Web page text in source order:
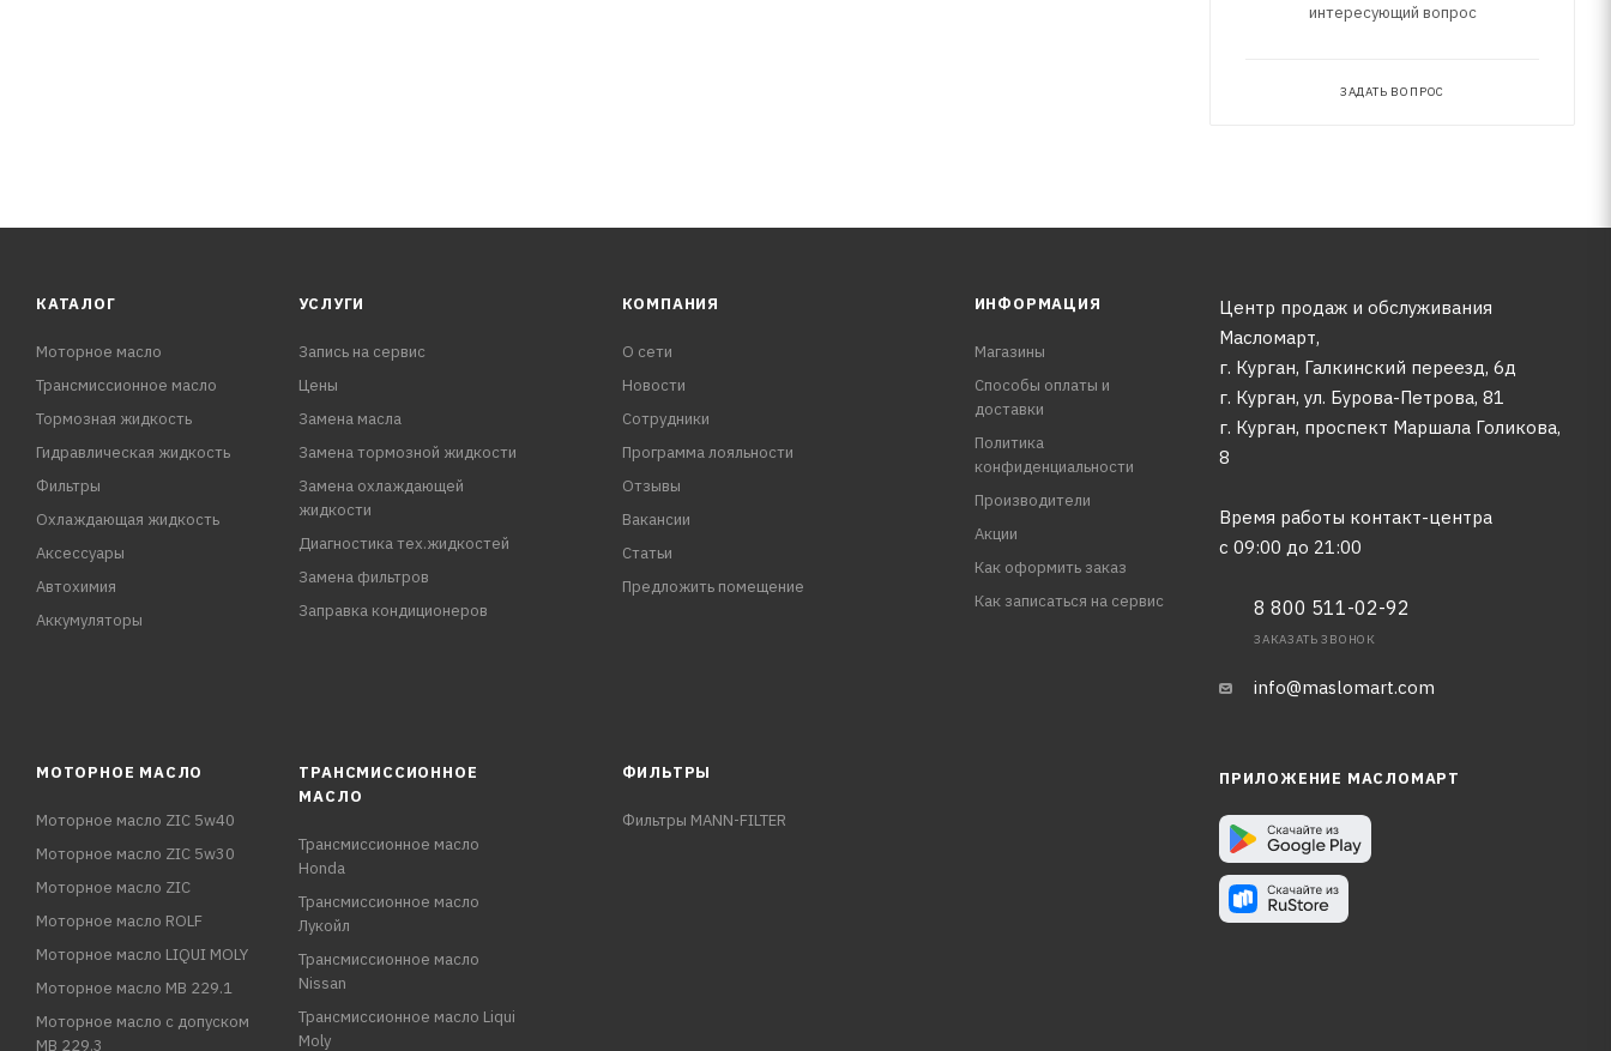
интересующий вопрос
ЗАДАТЬ ВОПРОС
КАТАЛОГ
Моторное масло
Трансмиссионное масло
Тормозная жидкость
Гидравлическая жидкость
Фильтры
Охлаждающая жидкость
Аксессуары
Автохимия
Аккумуляторы
УСЛУГИ
Запись на сервис
Цены
Замена масла
Замена тормозной жидкости
Замена охлаждающей
жидкости
Диагностика тех.жидкостей
Замена фильтров
Заправка кондиционеров
КОМПАНИЯ
О сети
Новости
Сотрудники
Программа лояльности
Отзывы
Вакансии
Статьи
Предложить помещение
ИНФОРМАЦИЯ
Магазины
Способы оплаты и
доставки
Политика
конфиденциальности
Производители
Акции
Как оформить заказ
Как записаться на сервис
Центр продаж и обслуживания
Масломарт,
г. Курган, Галкинский переезд, 6д
г. Курган, ул. Бурова-Петрова, 81
г. Курган, проспект Маршала Голикова,
8
Время работы контакт-центра
с 09:00 до 21:00
8 800 511-02-92
ЗАКАЗАТЬ ЗВОНОК
info@maslomart.com
МОТОРНОЕ МАСЛО
Моторное масло ZIC 5w40
Моторное масло ZIC 5w30
Моторное масло ZIC
Моторное масло ROLF
Моторное масло LIQUI MOLY
Моторное масло MB 229.1
Моторное масло с допуском
MB 229.3
ТРАНСМИССИОННОЕ
МАСЛО
Трансмиссионное масло
Honda
Трансмиссионное масло
Лукойл
Трансмиссионное масло
Nissan
Трансмиссионное масло Liqui
Moly
ФИЛЬТРЫ
Фильтры MANN-FILTER
ПРИЛОЖЕНИЕ МАСЛОМАРТ